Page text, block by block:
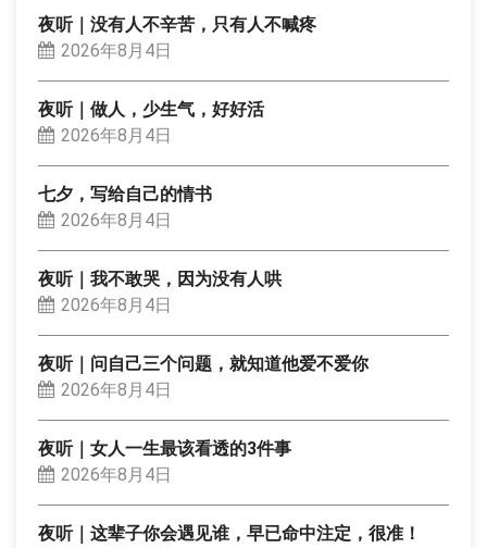
夜听｜没有人不辛苦，只有人不喊疼
2026年8月4日
夜听｜做人，少生气，好好活
2026年8月4日
七夕，写给自己的情书
2026年8月4日
夜听｜我不敢哭，因为没有人哄
2026年8月4日
夜听｜问自己三个问题，就知道他爱不爱你
2026年8月4日
夜听｜女人一生最该看透的3件事
2026年8月4日
夜听｜这辈子你会遇见谁，早已命中注定，很准！